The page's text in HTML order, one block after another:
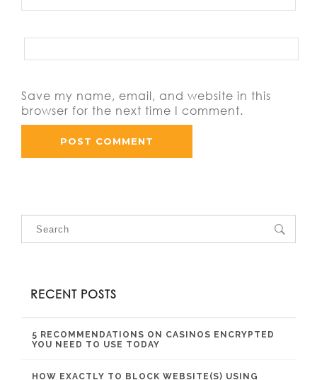
Save my name, email, and website in this
browser for the next time I comment.
RECENT POSTS
5 RECOMMENDATIONS ON CASINOS ENCRYPTED
YOU NEED TO USE TODAY
HOW EXACTLY TO BLOCK WEBSITE(S) USING